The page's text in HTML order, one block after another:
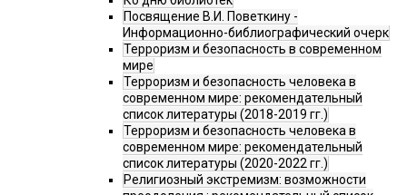
Посвящение В.И. Поветкину -
Информационно-библиографический очерк
Терроризм и безопасность в современном
мире
Терроризм и безопасность человека в
современном мире: рекомендательный
список литературы (2018-2019 гг.)
Терроризм и безопасность человека в
современном мире: рекомендательный
список литературы (2020-2022 гг.)
Религиозный экстремизм: возможности